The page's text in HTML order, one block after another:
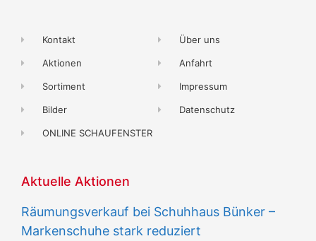
Kontakt
Aktionen
Sortiment
Bilder
ONLINE SCHAUFENSTER
Über uns
Anfahrt
Impressum
Datenschutz
Aktuelle Aktionen
Räumungsverkauf bei Schuhhaus Bünker –
Markenschuhe stark reduziert